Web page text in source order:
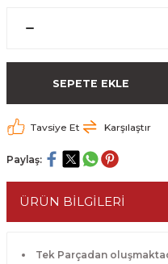
SEPETE EKLE
Tavsiye Et Karşılaştır
Paylaş:
ÜRÜN BİLGİLERİ
Tek Parçadan